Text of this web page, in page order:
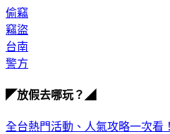
偷竊
竊盜
台南
警方
◤放假去哪玩？◢
全台熱門活動、人氣攻略一次看